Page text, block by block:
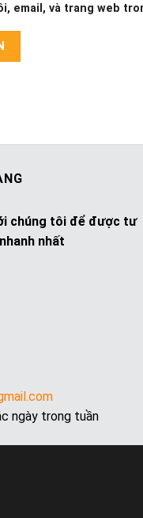
email, và trang web
chúng tôi để được tư
nhất
ngày trong tuần